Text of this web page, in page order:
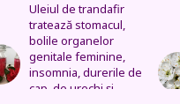
Florile păducelului
sunt cele mai
puternice
medicamente
naturale în tratarea
bolilor de inimă şi a